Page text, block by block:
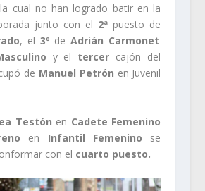
cual no han logrado batir en la
junto con el 2ª puesto de
, el 3º deAdrián Carmonet
y el tercer cajón del
de Manuel Petrón en Juvenil
Testón en Cadete Femenino
en Infantil Femenino se
con el cuarto puesto.